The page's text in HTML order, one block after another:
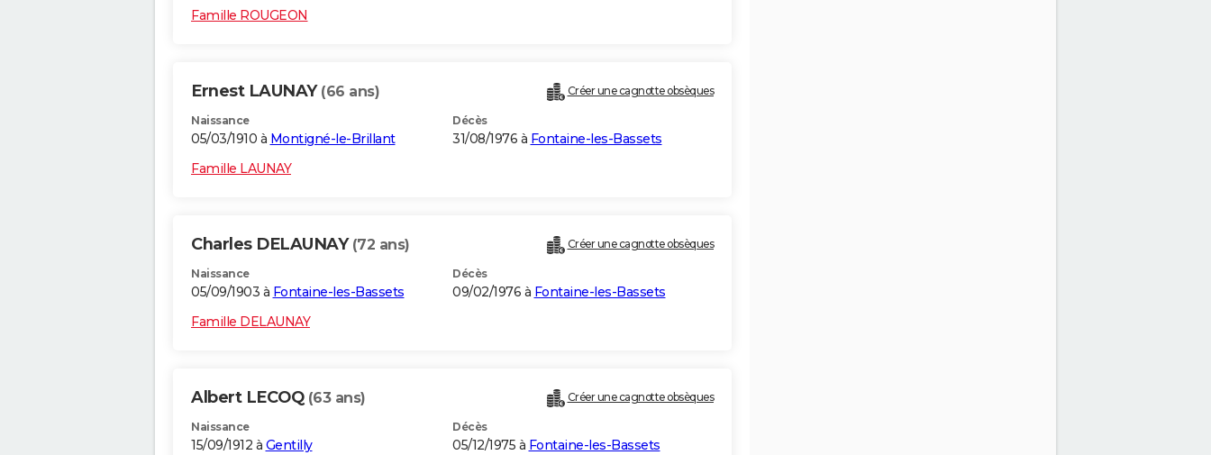
Famille ROUGEON
Ernest LAUNAY (66 ans) Créer une cagnotte obsèques
Naissance
05/03/1910 à Montigné-le-Brillant
Décès
31/08/1976 à Fontaine-les-Bassets
Famille LAUNAY
Charles DELAUNAY (72 ans) Créer une cagnotte obsèques
Naissance
05/09/1903 à Fontaine-les-Bassets
Décès
09/02/1976 à Fontaine-les-Bassets
Famille DELAUNAY
Albert LECOQ (63 ans) Créer une cagnotte obsèques
Naissance
15/09/1912 à Gentilly
Décès
05/12/1975 à Fontaine-les-Bassets